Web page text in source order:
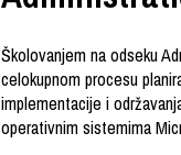
Školovanjem na odseku
celokupnom procesu
implementacije i
operativnim sistemima